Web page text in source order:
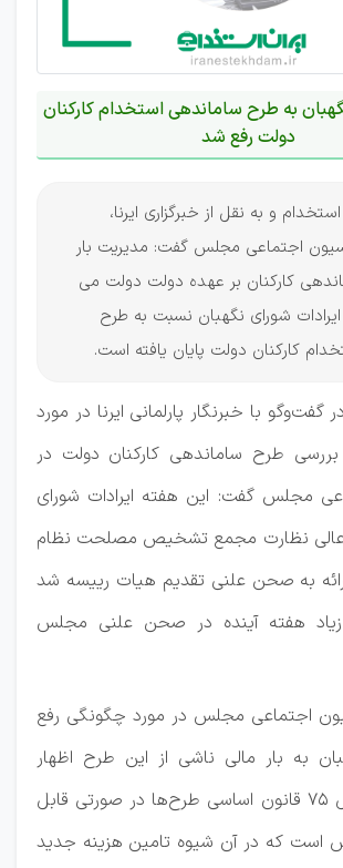
به طرح ساماندهی استخدام کارکنان
دولت رفع شد
و به نقل از خبرگزاری ایرنا،
اجتماعی مجلس گفت: مدیریت بار
کارکنان بر عهده دولت دولت می
شورای نگهبان نسبت به طرح
کارکنان دولت پایان یافته است.
با خبرنگار پارلمانی ایرنا در مورد
طرح ساماندهی کارکنان دولت در
مجلس گفت: این هفته ایرادات شورای
عالی نظارت مجمع تشخیص مصلحت نظام
به صحن علنی تقدیم هیات رییسه شد
هفته آینده در صحن علنی مجلس
اجتماعی مجلس در مورد چگونگی رفع
به بار مالی ناشی از این طرح اظهار
داشت:‌ طبق اصل ۷۵ قانون اساسی طرح‌ها در صورتی قابل
است که در آن شیوه تامین هزینه جدید